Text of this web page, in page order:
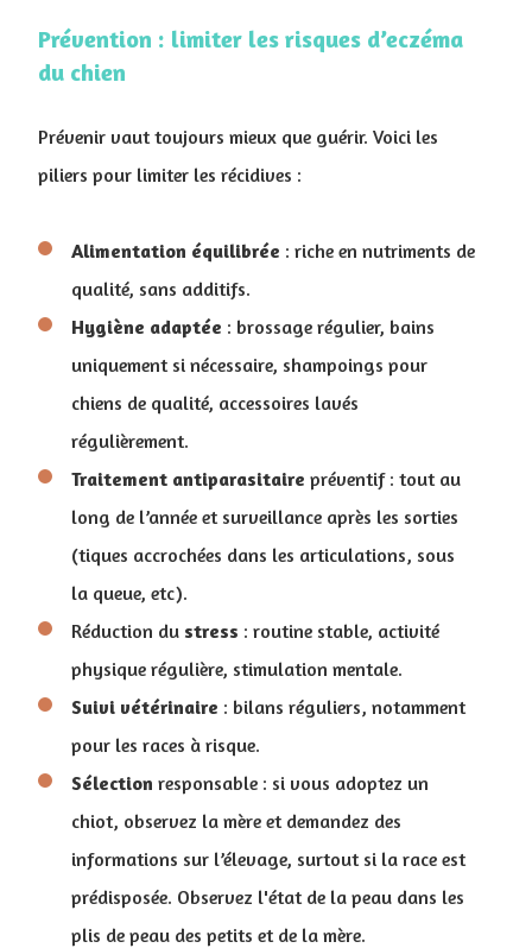
Prévention : limiter les risques d’eczéma
du chien
Prévenir vaut toujours mieux que guérir. Voici les
piliers pour limiter les récidives :
Alimentation équilibrée : riche en nutriments de
qualité, sans additifs.
Hygiène adaptée : brossage régulier, bains
uniquement si nécessaire, shampoings pour
chiens de qualité, accessoires lavés
régulièrement.
Traitement antiparasitaire préventif : tout au
long de l’année et surveillance après les sorties
(tiques accrochées dans les articulations, sous
la queue, etc).
Réduction du stress : routine stable, activité
physique régulière, stimulation mentale.
Suivi vétérinaire : bilans réguliers, notamment
pour les races à risque.
Sélection responsable : si vous adoptez un
chiot, observez la mère et demandez des
informations sur l’élevage, surtout si la race est
prédisposée. Observez l'état de la peau dans les
plis de peau des petits et de la mère.